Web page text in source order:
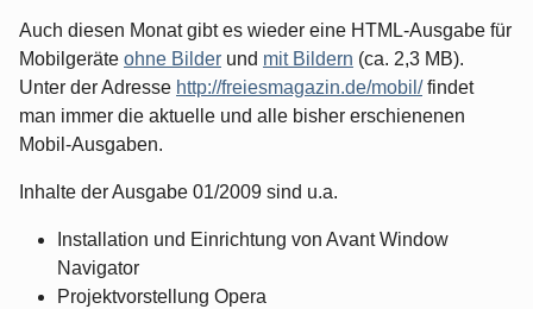
Auch diesen Monat gibt es wieder eine HTML-Ausgabe für
Mobilgeräte ohne Bilder und mit Bildern (ca. 2,3 MB).
Unter der Adresse http://freiesmagazin.de/mobil/findet
man immer die aktuelle und alle bisher erschienenen
Mobil-Ausgaben.
Inhalte der Ausgabe 01/2009 sind u.a.
Installation und Einrichtung von Avant Window
Navigator
Projektvorstellung Opera